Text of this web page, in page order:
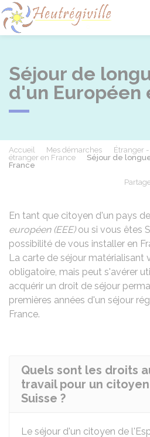
Séjour de
d'un Européen
Accueil Mes démarches Étranger
étranger en France
Séjour de
France
En tant que citoyen d'un pays de
européen (EEE)ou si vous êtes
possibilité de vous installer en
La carte de séjour matérialisant
obligatoire, mais peut s'avérer
acquérir un droit de séjour
premières années d'un séjour
France.
Quels sont les droits
travail pour un citoyen
Suisse ?
Le séjour d'un citoyen de